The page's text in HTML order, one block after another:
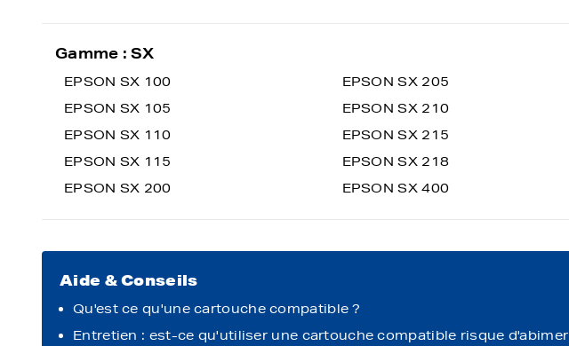
Gamme : SX
EPSON SX 100
EPSON SX 105
EPSON SX 110
EPSON SX 115
EPSON SX 200
EPSON SX 205
EPSON SX 210
EPSON SX 215
EPSON SX 218
EPSON SX 400
Aide & Conseils
Qu'est ce qu'une cartouche compatible ?
Entretien : est-ce qu'utiliser une cartouche compatible risque d'abimer